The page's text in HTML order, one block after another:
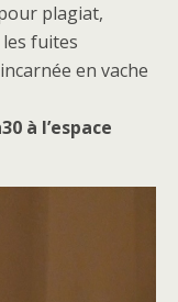
plagiat,
fuites
en vache
à l’espace